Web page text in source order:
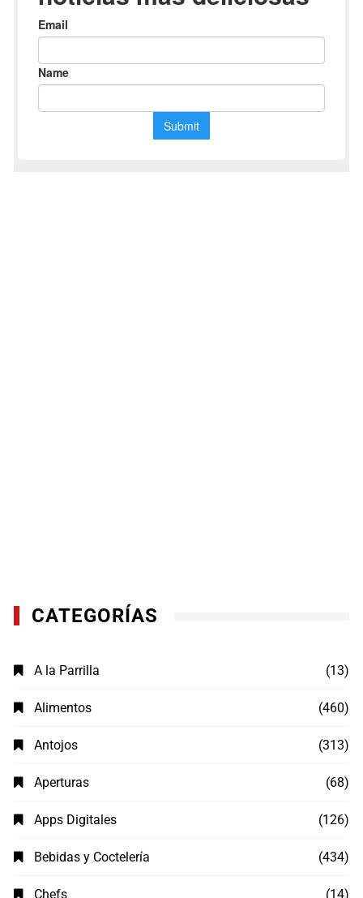
CATEGORÍAS
A la Parrilla (13)
Alimentos (460)
Antojos (313)
Aperturas (68)
Apps Digitales (126)
Bebidas y Coctelería (434)
Chefs (14)